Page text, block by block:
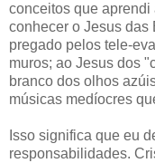
conceitos que
conhecer o Jesus das
pregado pelos tele-
muros; ao Jesus dos
branco dos olhos
músicas medíocres
Isso significa que eu
responsabilidades.